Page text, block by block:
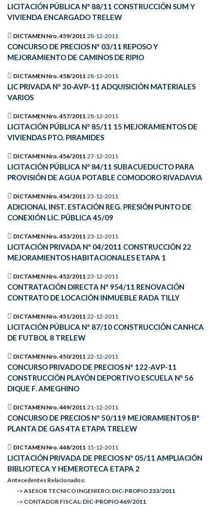
LICITACIÓN PÚBLICA Nº 88/11 CONSTRUCCIÓN SUM Y
VIVIENDA ENCARGADO TRELEW
DICTAMEN Nro. 459/2011 28-12-2011
CONCURSO DE PRECIOS Nº 03/11 REPOSO Y
MEJORAMIENTO DE CAMINOS DE RIPIO
DICTAMEN Nro. 458/2011 28-12-2011
LIC PRIVADA Nº 30-AVP-11 ADQUISICIÓN MATERIALES
VARIOS
DICTAMEN Nro. 457/2011 28-12-2011
LICITACIÓN PÚBLICA Nº 85/11 15 MEJORAMIENTOS DE
VIVIENDAS PTO. PIRAMIDES
DICTAMEN Nro. 456/2011 27-12-2011
LICITACIÓN PÚBLICA Nº 84/11 SUBACUEDUCTO PARA
PROVISIÓN DE AGUA POTABLE COMODORO RIVADAVIA
DICTAMEN Nro. 454/2011 23-12-2011
ADICIONAL INST. ESTACIÓN REG. PRESIÓN PUNTO DE
CONEXIÓN LIC. PÚBLICA 45/09
DICTAMEN Nro. 453/2011 23-12-2011
LICITACIÓN PRIVADA Nº 04/2011 CONSTRUCCIÓN 22
MEJORAMIENTOS HABITACIONALES ETAPA 1
DICTAMEN Nro. 452/2011 23-12-2011
CONTRATACIÓN DIRECTA Nº 954/11 RENOVACIÓN
CONTRATO DE LOCACIÓN INMUEBLE RADA TILLY
DICTAMEN Nro. 451/2011 22-12-2011
LICITACIÓN PÚBLICA Nº 87/10 CONSTRUCCIÓN CANHCA
DE FUTBOL 8 TRELEW
DICTAMEN Nro. 450/2011 22-12-2011
CONCURSO PRIVADO DE PRECIOS Nº 122-AVP-11
CONSTRUCCIÓN PLAYÓN DEPORTIVO ESCUELA Nº 56
DIQUE F. AMEGHINO
DICTAMEN Nro. 449/2011 21-12-2011
CONCURSO DE PRECIOS Nº 50/119 MEJORAMIENTOS Bº
PLANTA DE GAS 4TA ETAPA TRELEW
DICTAMEN Nro. 448/2011 15-12-2011
LICITACIÓN PRIVADA DE PRECIOS Nº 05/11 AMPLIACIÓN
BIBLIOTECA Y HEMEROTECA ETAPA 2
Antecedentes Relacionados:
-> ASESOR TECNICO INGENIERO: DIC-PROPIO 233/2011
-> CONTADOR FISCAL: DIC-PROPIO 469/2011